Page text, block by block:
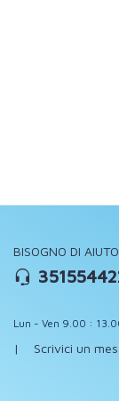
BISOGNO DI
Lun - Ven 9.00 :
| Scrivici un